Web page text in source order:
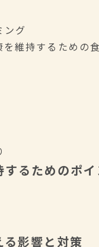
ング
維持するための
るためのポイ
影響と対策